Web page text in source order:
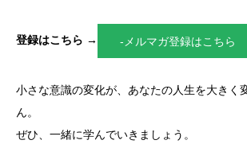
登録はこちら → -メルマガ登録はこちら
小さな意識の変化が、あなたの人生を大きく
ん。
ぜひ、一緒に学んでいきましょう。